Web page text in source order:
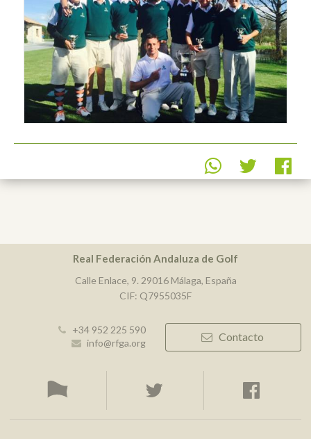
Real Federación Andaluza de Golf
Calle Enlace, 9. 29016 Málaga, España
CIF: Q7955035F
+34 952 225 590
info@rfga.org
Contacto